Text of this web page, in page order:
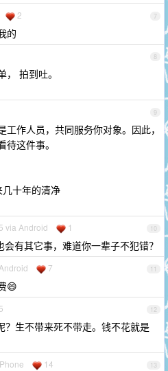
7
2
的
8
拍到吐。
9
作人员，共同服务你对象。因此，
这件事。
十年的清净
10
via Android 1
有其它事，难道你一辈子不犯错？
11
7
😄
12
？生不带来死不带走。钱不花就是
13
14